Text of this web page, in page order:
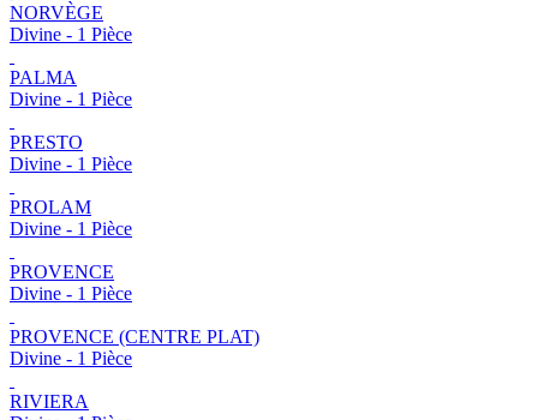
NORVÈGE
Divine - 1 Pièce
PALMA
Divine - 1 Pièce
PRESTO
Divine - 1 Pièce
PROLAM
Divine - 1 Pièce
PROVENCE
Divine - 1 Pièce
PROVENCE (CENTRE PLAT)
Divine - 1 Pièce
RIVIERA